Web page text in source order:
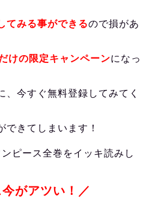
てみる事ができるので損があ
けの限定キャンペーンになっ
、今すぐ無料登録してみてく
できてしまいます！
ピース全巻をイッキ読みし
がアツい！／